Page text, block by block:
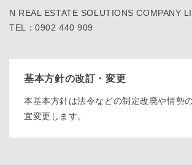
N REAL ESTATE SOLUTIONS COMPANY
TEL：0902 440 909
基本方針の改訂・変更
本基本方針は法令などの制定改廃や情勢
宜変更します。